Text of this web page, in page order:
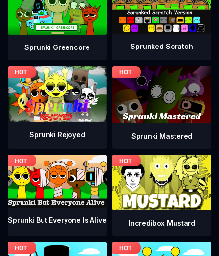
Sprunki Greencore Sprunked Scratch
Sprunki Rejoyed Sprunki Mastered
Sprunki But Everyone Is Alive Incredibox Mustard